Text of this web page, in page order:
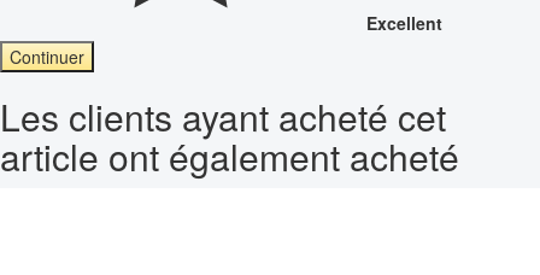
Excellent
Continuer
Les clients ayant acheté cet
article ont également acheté